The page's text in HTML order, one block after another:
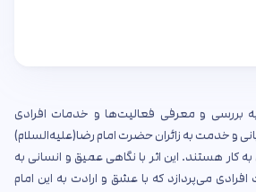
و معرفی فعالیت‌ها و خدمات افرادی
و خدمت به زائران حضرت امام رضا(علیه‌السلام)
هستند. این اثر با نگاهی عمیق و انسانی به
می‌پردازد که با عشق و ارادت به این امام